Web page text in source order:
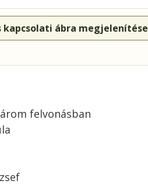
kapcsolati ábra megjelenítése
felvonásban